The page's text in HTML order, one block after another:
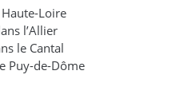
Loire
l’Allier
le Cantal
Puy-de-Dôme